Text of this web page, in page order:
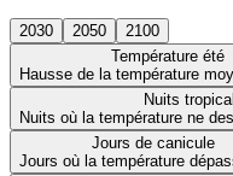
2030 2050
2100
Température été
Hausse de la température
Nuits
Nuits où la température ne
Jours de canicule
Jours où la température